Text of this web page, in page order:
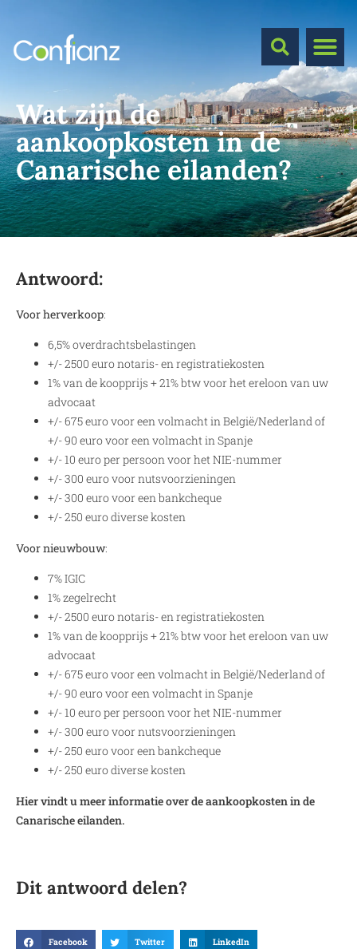
Wat zijn de
aankoopkosten in de
Canarische eilanden?
Antwoord:
Voor herverkoop:
6,5% overdrachtsbelastingen
+/- 2500 euro notaris- en registratiekosten
1% van de koopprijs + 21% btw voor het ereloon van uw
advocaat
+/- 675 euro voor een volmacht in België/Nederland of
+/- 90 euro voor een volmacht in Spanje
+/- 10 euro per persoon voor het NIE-nummer
+/- 300 euro voor nutsvoorzieningen
+/- 300 euro voor een bankcheque
+/- 250 euro diverse kosten
Voor nieuwbouw:
7% IGIC
1% zegelrecht
+/- 2500 euro notaris- en registratiekosten
1% van de koopprijs + 21% btw voor het ereloon van uw
advocaat
+/- 675 euro voor een volmacht in België/Nederland of
+/- 90 euro voor een volmacht in Spanje
+/- 10 euro per persoon voor het NIE-nummer
+/- 300 euro voor nutsvoorzieningen
+/- 250 euro voor een bankcheque
+/- 250 euro diverse kosten
Hier vindt u meer informatie over de aankoopkosten in de
Canarische eilanden.
Dit antwoord delen?
Facebook Twitter LinkedIn